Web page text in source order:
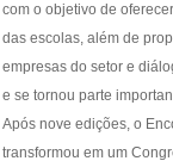
com o objetivo de
das escolas, além de
empresas do setor e
e se tornou parte
Após nove edições, o
transformou em um